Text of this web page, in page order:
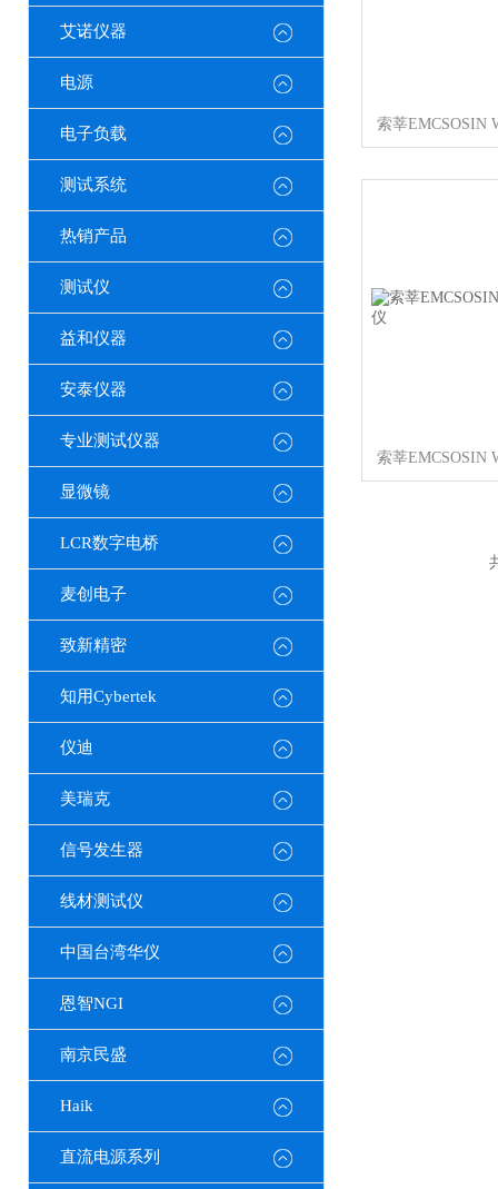
艾诺仪器
电源
电子负载
测试系统
热销产品
测试仪
益和仪器
安泰仪器
专业测试仪器
显微镜
LCR数字电桥
麦创电子
致新精密
知用Cybertek
仪迪
美瑞克
信号发生器
线材测试仪
中国台湾华仪
恩智NGI
南京民盛
Haik
直流电源系列